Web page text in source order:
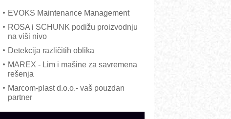
EVOKS Maintenance Management
ROSA i SCHUNK podižu proizvodnju
na viši nivo
Detekcija različitih oblika
MAREX - Lim i mašine za savremena
rešenja
Marcom-plast d.o.o.- vaš pouzdan
partner
CTO - Prilagodite svoju toplinsku